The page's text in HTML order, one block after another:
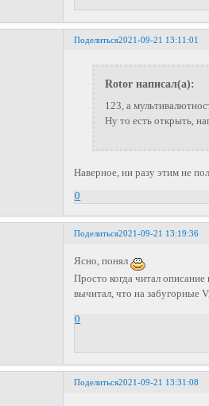
Поделиться2021-09-21 13:11:01
Rotor написал(а):
123, а
Ну то есть открыть,
Наверное, ни разу этим не
0
Поделиться2021-09-21 13:19:36
Ясно, понял
Просто когда читал
вычитал, что на забугорные
0
Поделиться2021-09-21 13:31:08